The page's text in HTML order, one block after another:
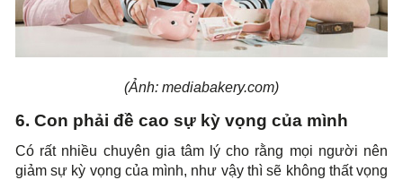
(Ảnh: mediabakery.com)
6. Con phải đề cao sự kỳ vọng của mình
Có rất nhiều chuyên gia tâm lý cho rằng mọi người nên
giảm sự kỳ vọng của mình, như vậy thì sẽ không thất vọng